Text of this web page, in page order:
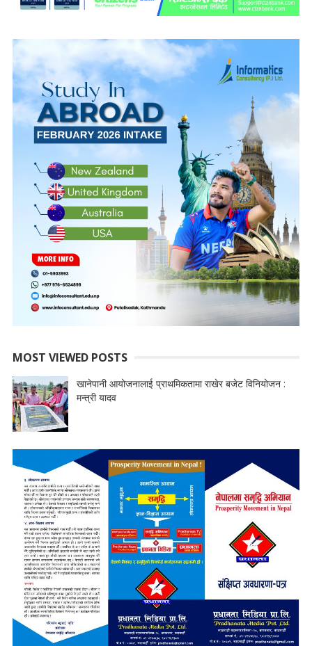
MOST VIEWED POSTS
खानेपानी आयोजनालाई प्राथमिकतामा राखेर बजेट विनियोजन :
मन्त्री यादव